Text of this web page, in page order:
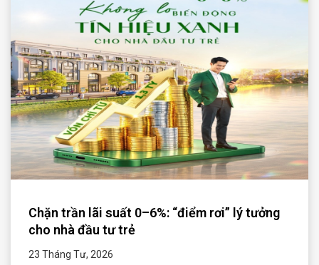
Chặn trần lãi suất 0–6%: “điểm rơi” lý tưởng
cho nhà đầu tư trẻ
23 Tháng Tư, 2026